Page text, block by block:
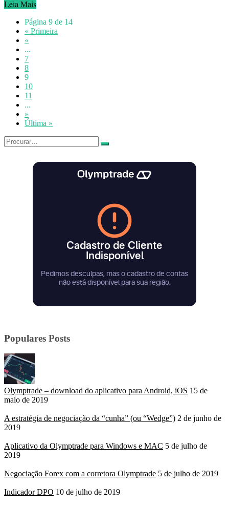
Leia Mais
Página 9 de 14
« Primeira
«
...
7
8
9
10
11
...
»
Última »
Search
for:
Populares Posts
Olymptrade – download do aplicativo para Android, iOS 15 de
maio de 2019
A estratégia de negociação da “cunha” (ou “Wedge”) 2 de junho de
2019
Aplicativo da Olymptrade para Windows e MAC 5 de julho de
2019
Negociação Forex com a corretora Olymptrade 5 de julho de 2019
Indicador DPO 10 de julho de 2019